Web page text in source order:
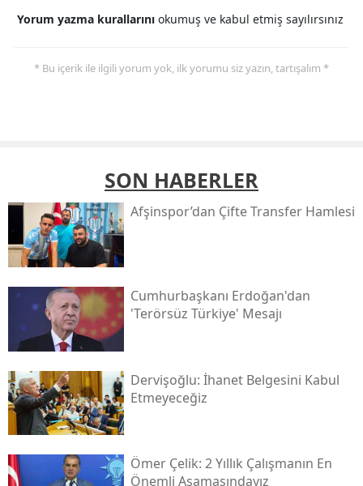
Yorum yazma kurallarını okumuş ve kabul etmiş sayılırsınız
* Bu içerik ile ilgili yorum yok, ilk yorumu siz yazın, tartışalım *
SON HABERLER
Afşinspor’dan Çifte Transfer Hamlesi
Cumhurbaşkanı Erdoğan'dan
'terörsüz Türkiye' Mesajı
Dervişoğlu: İhanet Belgesini Kabul
Etmeyeceğiz
Ömer Çelik: 2 Yıllık Çalışmanın En
Önemli Aşamasındayız